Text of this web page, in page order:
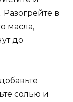
Разогрейте в
масла,
до
солью и